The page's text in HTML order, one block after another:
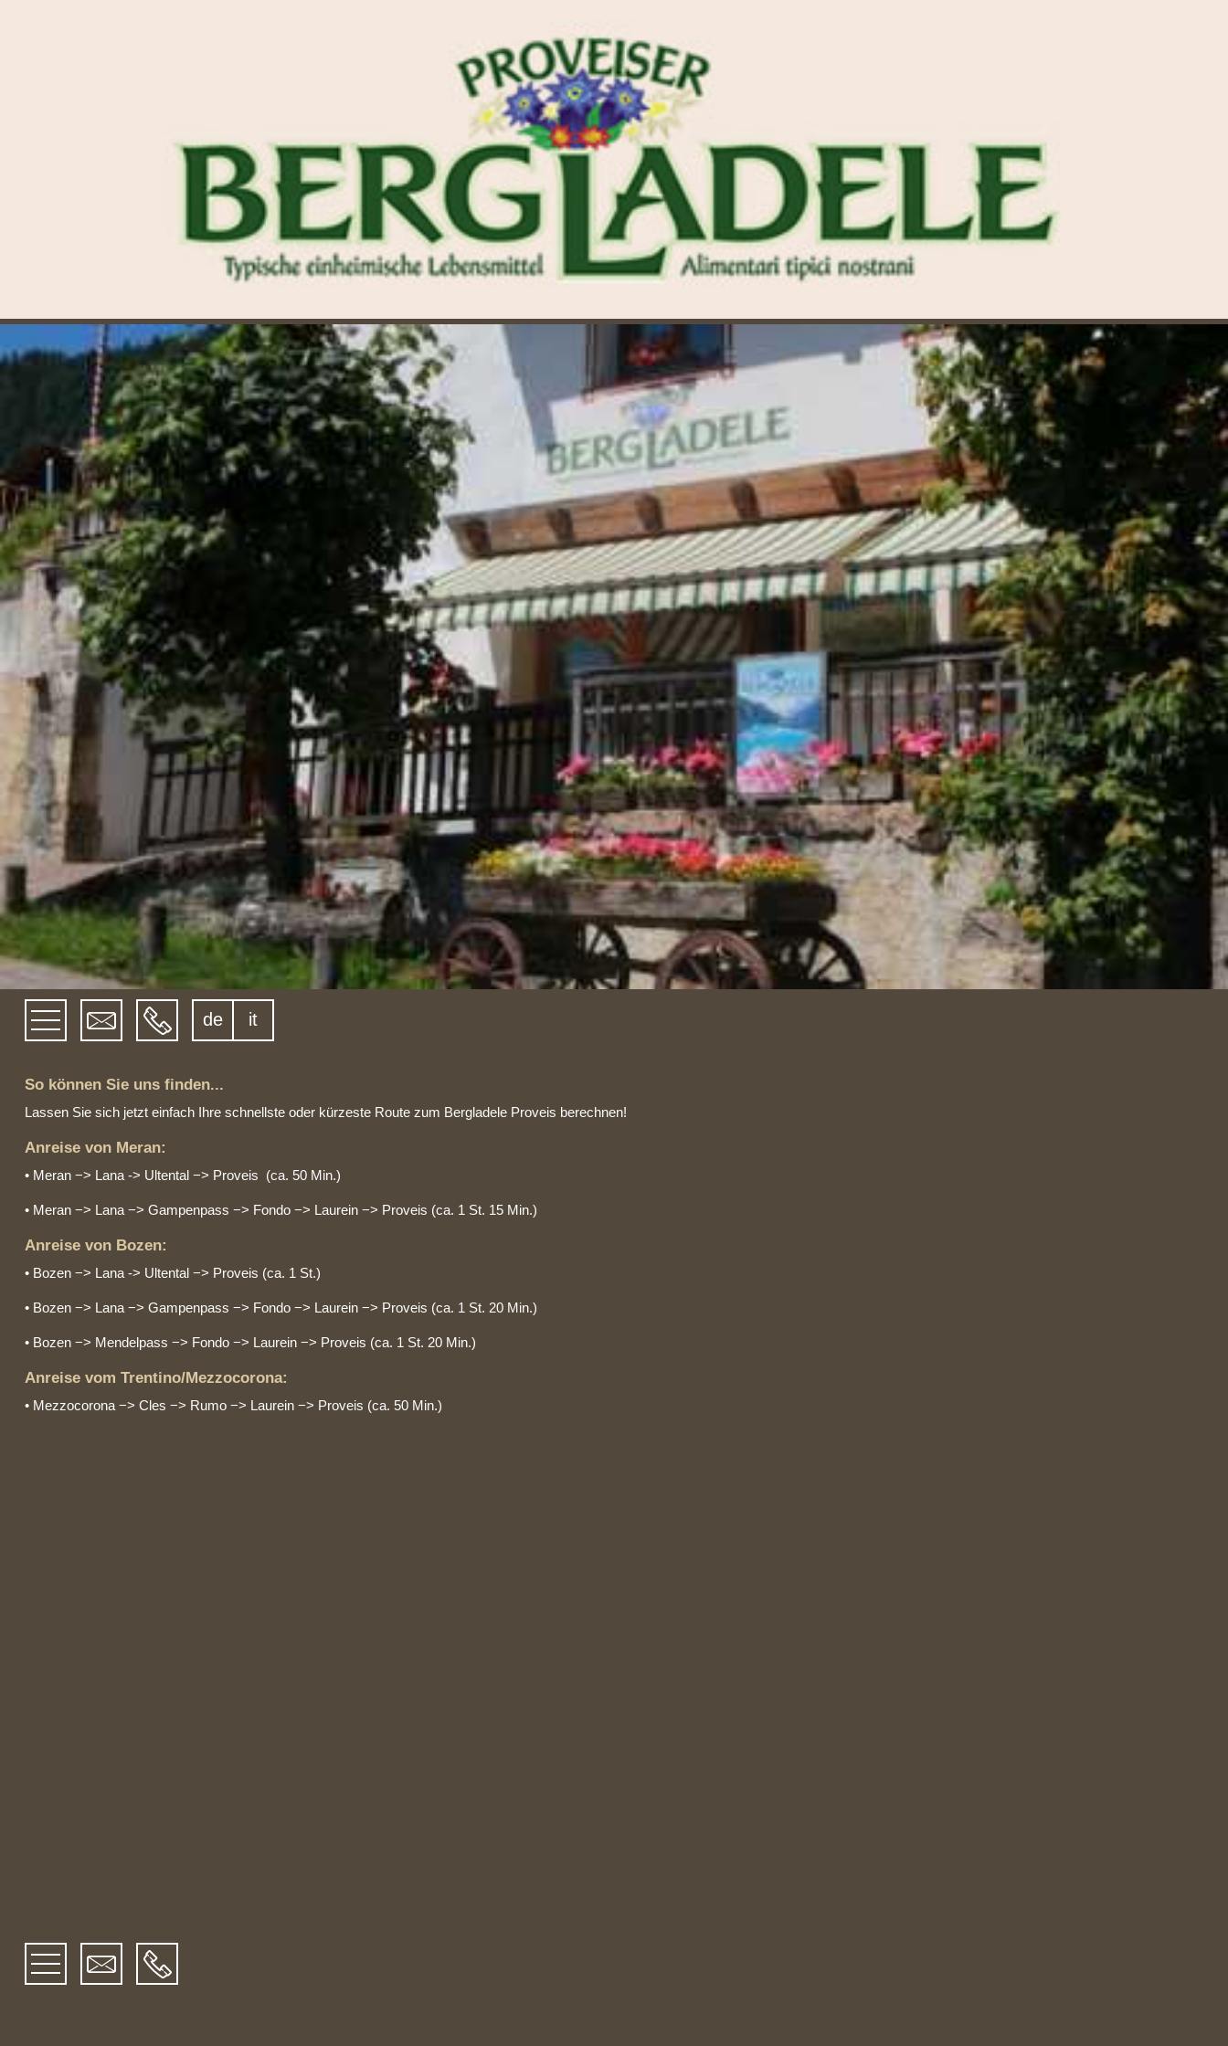
de it
So können Sie uns finden...
Lassen Sie sich jetzt einfach Ihre schnellste oder kürzeste Route zum Bergladele Proveis berechnen!
Anreise von Meran:
• Meran −> Lana -> Ultental −> Proveis (ca. 50 Min.)
• Meran −> Lana −> Gampenpass −> Fondo −> Laurein −> Proveis (ca. 1 St. 15 Min.)
Anreise von Bozen:
• Bozen −> Lana -> Ultental −> Proveis (ca. 1 St.)
• Bozen −> Lana −> Gampenpass −> Fondo −> Laurein −> Proveis (ca. 1 St. 20 Min.)
• Bozen −> Mendelpass −> Fondo −> Laurein −> Proveis (ca. 1 St. 20 Min.)
Anreise vom Trentino/Mezzocorona:
• Mezzocorona −> Cles −> Rumo −> Laurein −> Proveis (ca. 50 Min.)